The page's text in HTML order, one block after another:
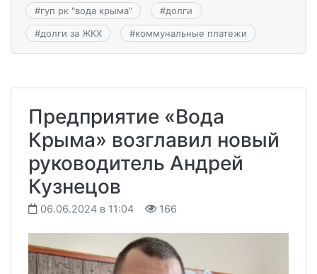
#гуп рк "вода крыма" #долги
#долги за ЖКХ #коммунальные платежи
Предприятие «Вода
Крыма» возглавил новый
руководитель Андрей
Кузнецов
06.06.2024 в 11:04 166